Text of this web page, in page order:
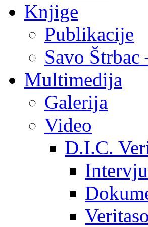
Knjige
Publikacije
Savo Štrbac
Multimedija
Galerija
Video
D.I.C.